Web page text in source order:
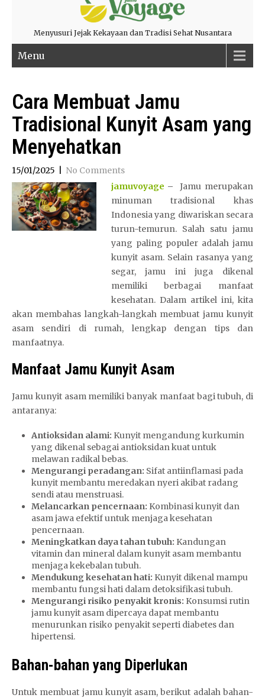
Menyusuri Jejak Kekayaan dan Tradisi Sehat Nusantara
Menu
Cara Membuat Jamu
Tradisional Kunyit Asam yang
Menyehatkan
15/01/2025
No Comments
jamuvoyage –Jamu merupakan
minuman tradisional khas
Indonesia yang diwariskan secara
turun-temurun. Salah satu jamu
yang paling populer adalah jamu
kunyit asam. Selain rasanya yang
segar, jamu ini juga dikenal
memiliki berbagai manfaat
kesehatan. Dalam artikel ini, kita
akan membahas langkah-langkah membuat jamu kunyit
asam sendiri di rumah, lengkap dengan tips dan
manfaatnya.
Manfaat Jamu Kunyit Asam
Jamu kunyit asam memiliki banyak manfaat bagi tubuh, di
antaranya:
Antioksidan alami: Kunyit mengandung kurkumin
yang dikenal sebagai antioksidan kuat untuk
melawan radikal bebas.
Mengurangi peradangan: Sifat antiinflamasi pada
kunyit membantu meredakan nyeri akibat radang
sendi atau menstruasi.
Melancarkan pencernaan: Kombinasi kunyit dan
asam jawa efektif untuk menjaga kesehatan
pencernaan.
Meningkatkan daya tahan tubuh: Kandungan
vitamin dan mineral dalam kunyit asam membantu
menjaga kekebalan tubuh.
Mendukung kesehatan hati: Kunyit dikenal mampu
membantu fungsi hati dalam detoksifikasi tubuh.
Mengurangi risiko penyakit kronis: Konsumsi rutin
jamu kunyit asam dipercaya dapat membantu
menurunkan risiko penyakit seperti diabetes dan
hipertensi.
Bahan-bahan yang Diperlukan
Untuk membuat jamu kunyit asam, berikut adalah bahan-